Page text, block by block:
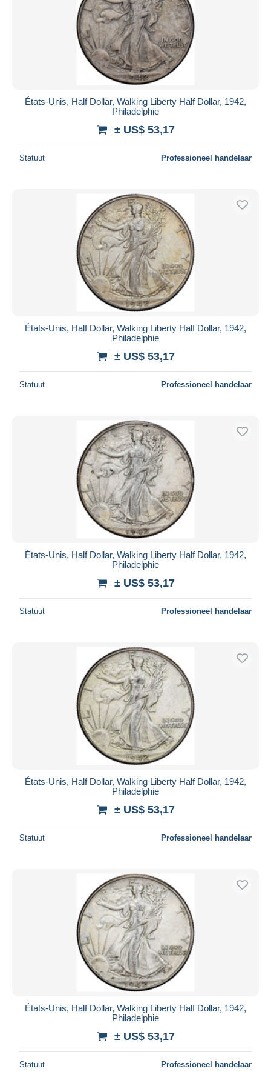
États-Unis, Half Dollar, Walking Liberty Half Dollar, 1942,
Philadelphie
± US$ 53,17
Statuut Professioneel handelaar
États-Unis, Half Dollar, Walking Liberty Half Dollar, 1942,
Philadelphie
± US$ 53,17
Statuut Professioneel handelaar
États-Unis, Half Dollar, Walking Liberty Half Dollar, 1942,
Philadelphie
± US$ 53,17
Statuut Professioneel handelaar
États-Unis, Half Dollar, Walking Liberty Half Dollar, 1942,
Philadelphie
± US$ 53,17
Statuut Professioneel handelaar
États-Unis, Half Dollar, Walking Liberty Half Dollar, 1942,
Philadelphie
± US$ 53,17
Statuut Professioneel handelaar